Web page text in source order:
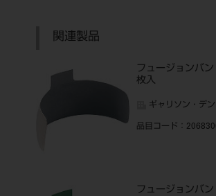
関連製品
フュージョンバ
枚入
ギャリソン・デ
品目コード ：
フュージョンバ